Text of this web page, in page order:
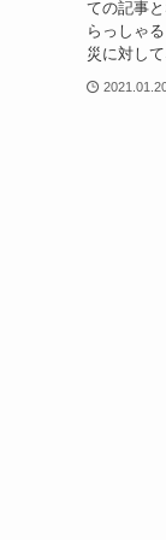
ての記事
らっしゃ
災に対し